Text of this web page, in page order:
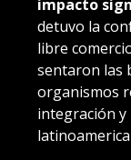
impacto
detuvo la
libre
sentaron las
organismos
integración y